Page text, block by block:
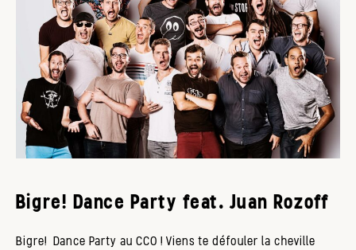
Bigre! Dance Party feat. Juan Rozoff
Bigre! Dance Party au CCO ! Viens te défouler la cheville